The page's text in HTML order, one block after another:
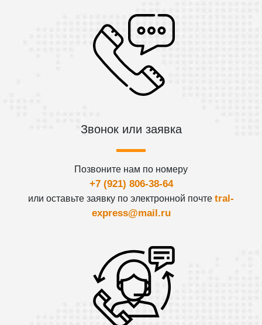
Звонок или заявка
Позвоните нам по номеру
+7 (921) 806-38-64
или оставьте заявку по электронной почте tral-
express@mail.ru